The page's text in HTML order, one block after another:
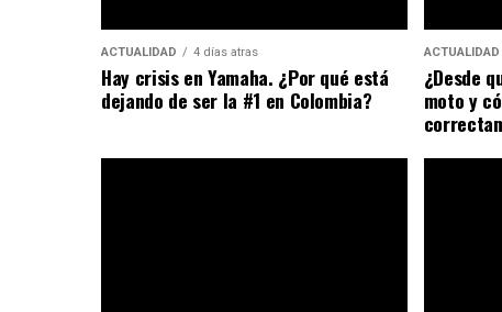
ACTUALIDAD 4 días atras
Hay crisis en Yamaha. ¿Por qué está
dejando de ser la #1 en Colombia?
ACTUALIDAD
¿Desde
moto y